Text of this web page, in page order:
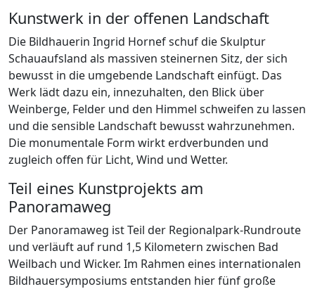
Kunstwerk in der offenen Landschaft
Die Bildhauerin Ingrid Hornef schuf die Skulptur
Schauaufsland als massiven steinernen Sitz, der sich
bewusst in die umgebende Landschaft einfügt. Das
Werk lädt dazu ein, innezuhalten, den Blick über
Weinberge, Felder und den Himmel schweifen zu lassen
und die sensible Landschaft bewusst wahrzunehmen.
Die monumentale Form wirkt erdverbunden und
zugleich offen für Licht, Wind und Wetter.
Teil eines Kunstprojekts am
Panoramaweg
Der Panoramaweg ist Teil der Regionalpark-Rundroute
und verläuft auf rund 1,5 Kilometern zwischen Bad
Weilbach und Wicker. Im Rahmen eines internationalen
Bildhauersymposiums entstanden hier fünf große